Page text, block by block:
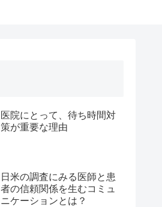
医院にとって、待ち時間対
策が重要な理由
日米の調査にみる医師と患
者の信頼関係を生むコミュ
ニケーションとは？